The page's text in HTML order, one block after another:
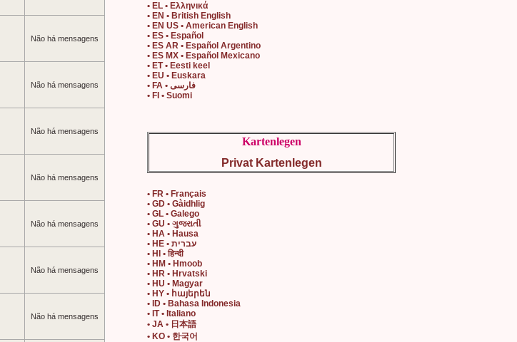
Não há mensagens
Não há mensagens
Não há mensagens
Não há mensagens
Não há mensagens
Não há mensagens
Não há mensagens
• EL • Ελληνικά
• EN • British English
• EN US • American English
• ES • Español
• ES AR • Español Argentino
• ES MX • Español Mexicano
• ET • Eesti keel
• EU • Euskara
• FA • فارسی
• FI • Suomi
Kartenlegen
Privat Kartenlegen
• FR • Français
• GD • Gàidhlig
• GL • Galego
• GU • ગુજરાતી
• HA • Hausa
• HE • עברית
• HI • हिन्दी
• HM • Hmoob
• HR • Hrvatski
• HU • Magyar
• HY • հայերեն
• ID • Bahasa Indonesia
• IT • Italiano
• JA • 日本語
• KO • 한국어